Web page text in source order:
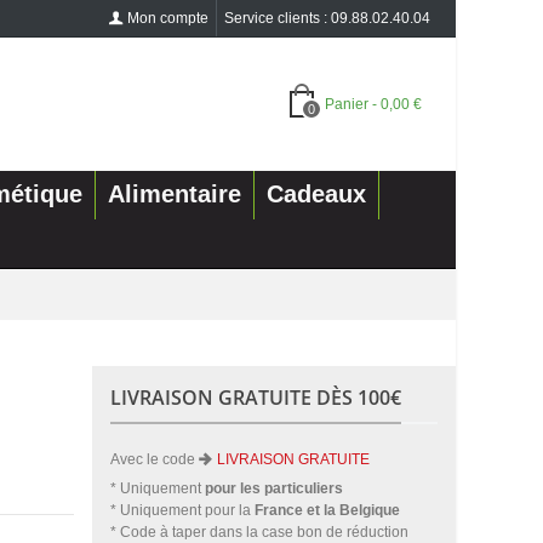
Service clients : 09.88.02.40.04
Mon compte
0 Panier - 0,00 €
Alimentaire Cadeaux
LIVRAISON GRATUITE DÈS 100€
Avec le code
LIVRAISON GRATUITE
* Uniquement pour les particuliers
* Uniquement pour la France et la Belgique
* Code à taper dans la case bon de réduction